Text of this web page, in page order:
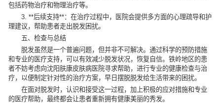
包括药物治疗和物理治疗等。
3. **后续支持**：在治疗过程中，医院会提供多方面的心理疏导和护
理建议，帮助患者走出脱发困扰。
五、检查与总结
脱发虽然是一个普遍问题，但并非不可解决。通过科学的预防措施
和专业的医疗支持，可以有效减少脱发状况，恢复自信。铁岭地区的患
者不妨考虑向沈阳肤康皮肤病医院寻求帮助，进行专业的健康检查与治
疗，以便制定针对性的治疗方案，早日摆脱脱发给生活带来的困扰。
在面对脱发时，认识和接受这一过程，加上积极的应对措施和专业
的医疗帮助，最终都会让患者重新拥有健康美丽的秀发。